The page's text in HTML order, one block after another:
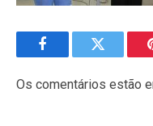
FacebookTwitter
Os comentários estão